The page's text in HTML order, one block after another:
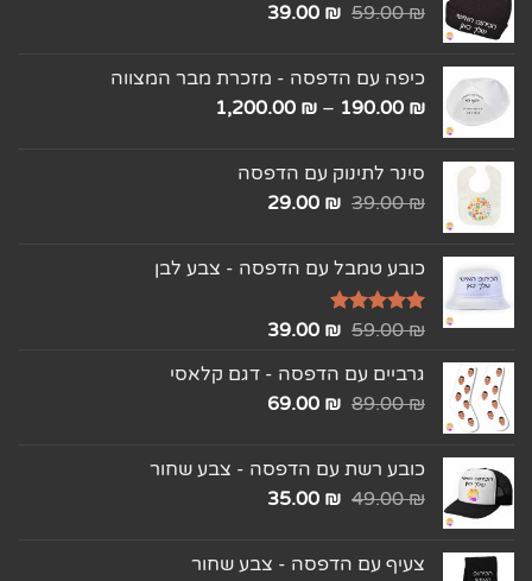
59.00₪
39.00 ₪
כיפה עם הדפסה - מזכרת מבר המצווה
190.00 ₪
–
1,200.00 ₪
סינר לתינוק עם הדפסה
39.00₪
29.00 ₪
כובע טמבל עם הדפסה - צבע לבן
דורג5.00
59.00₪
39.00 ₪
גרביים עם הדפסה - דגם קלאסי
89.00₪
69.00 ₪
כובע רשת עם הדפסה - צבע שחור
49.00₪
35.00 ₪
צעיף עם הדפסה - צבע שחור